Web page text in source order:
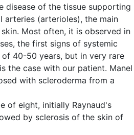
disease of the tissue supporting
arteries (arterioles), the main
Most often, it is observed in
the first signs of systemic
40-50 years, but in very rare
the case with our patient. Manel
with scleroderma from a
of eight, initially Raynaud's
by sclerosis of the skin of